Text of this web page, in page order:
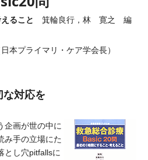
ること
箕輪良行，林 寛之 編
日本プライマリ・ケア学会長）
な対応を
画が世の中に
み手の立場にた
とし穴pitfallsに